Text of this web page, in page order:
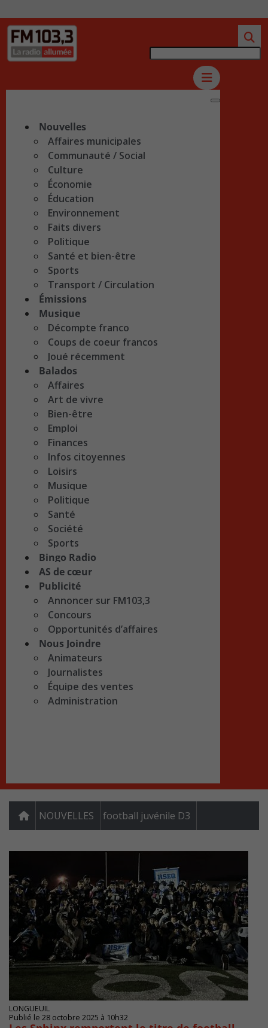
Nouvelles
Affaires municipales
Communauté / Social
Culture
Économie
Éducation
Environnement
Faits divers
Politique
Santé et bien-être
Sports
Transport / Circulation
Émissions
Musique
Décompte franco
Coups de coeur francos
Joué récemment
Balados
Affaires
Art de vivre
Bien-être
Emploi
Finances
Infos citoyennes
Loisirs
Musique
Politique
Santé
Société
Sports
Bingo Radio
AS de cœur
Publicité
Annoncer sur FM103,3
Concours
Opportunités d’affaires
Nous Joindre
Animateurs
Journalistes
Équipe des ventes
Administration
NOUVELLES football juvénile D3
LONGUEUIL
Publié le 28 octobre 2025 à 10h32